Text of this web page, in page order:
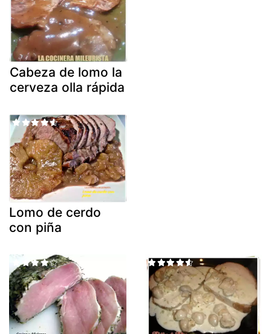
Cabeza de lomo la
cerveza olla rápida
Lomo de cerdo
con piña